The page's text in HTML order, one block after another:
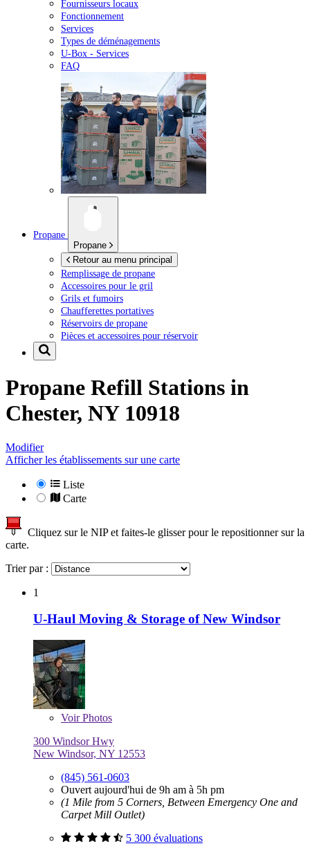
Fournisseurs locaux
Fonctionnement
Services
Types de déménagements
U-Box - Services
FAQ
Propane
Propane
Retour au menu principal
Remplissage de propane
Accessoires pour le gril
Grils et fumoirs
Chaufferettes portatives
Réservoirs de propane
Pièces et accessoires pour réservoir
Propane Refill Stations in
Chester, NY 10918
Modifier
Afficher les établissements sur une carte
Liste
Carte
Cliquez sur le NIP et faites-le glisser pour le repositionner sur la
carte.
Trier par :
1
U-Haul Moving & Storage of New Windsor
VoirPhotos
300 Windsor Hwy
New Windsor, NY 12553
(845) 561-0603
Ouvert aujourd'hui de 9h am à 5h pm
(1 Mile from 5 Corners, Between Emergency One and
Carpet Mill Outlet)
5 300 évaluations